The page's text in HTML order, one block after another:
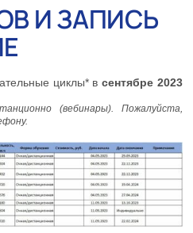
И ЗАПИСЬ
циклы* в сентябре 2023
(вебинары). Пожалуйста,